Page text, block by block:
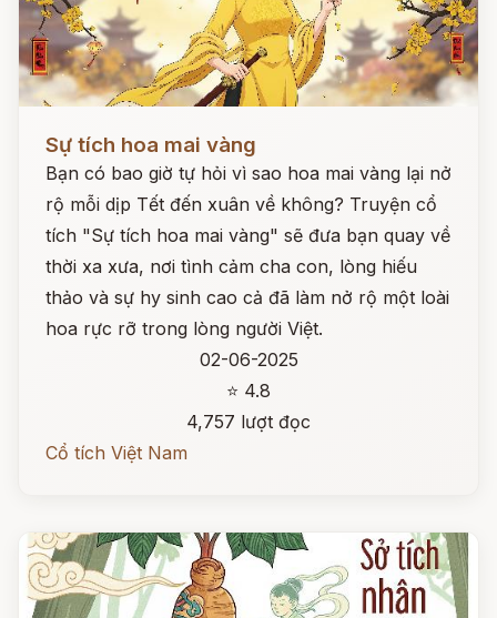
Sự tích hoa mai vàng
Bạn có bao giờ tự hỏi vì sao hoa mai vàng lại nở
rộ mỗi dịp Tết đến xuân về không? Truyện cổ
tích "Sự tích hoa mai vàng" sẽ đưa bạn quay về
thời xa xưa, nơi tình cảm cha con, lòng hiếu
thảo và sự hy sinh cao cả đã làm nở rộ một loài
hoa rực rỡ trong lòng người Việt.
02-06-2025
⭐ 4.8
4,757 lượt đọc
Cổ tích Việt Nam